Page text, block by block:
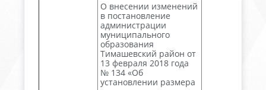
О внесении изменений
в постановление
администрации
муниципального
образования
Тимашевский район от
13 февраля 2018 года
№ 134 «Об
установлении размера